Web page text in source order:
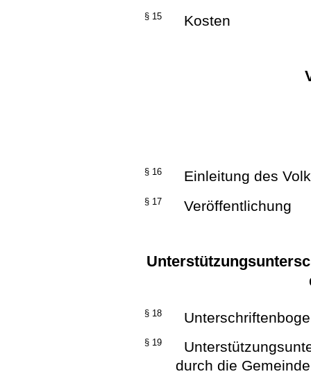
§ 15 Kosten
§ 16 Einleitung des
§ 17 Veröffentlichung
§ 18
§ 19
durch die Gemeinde